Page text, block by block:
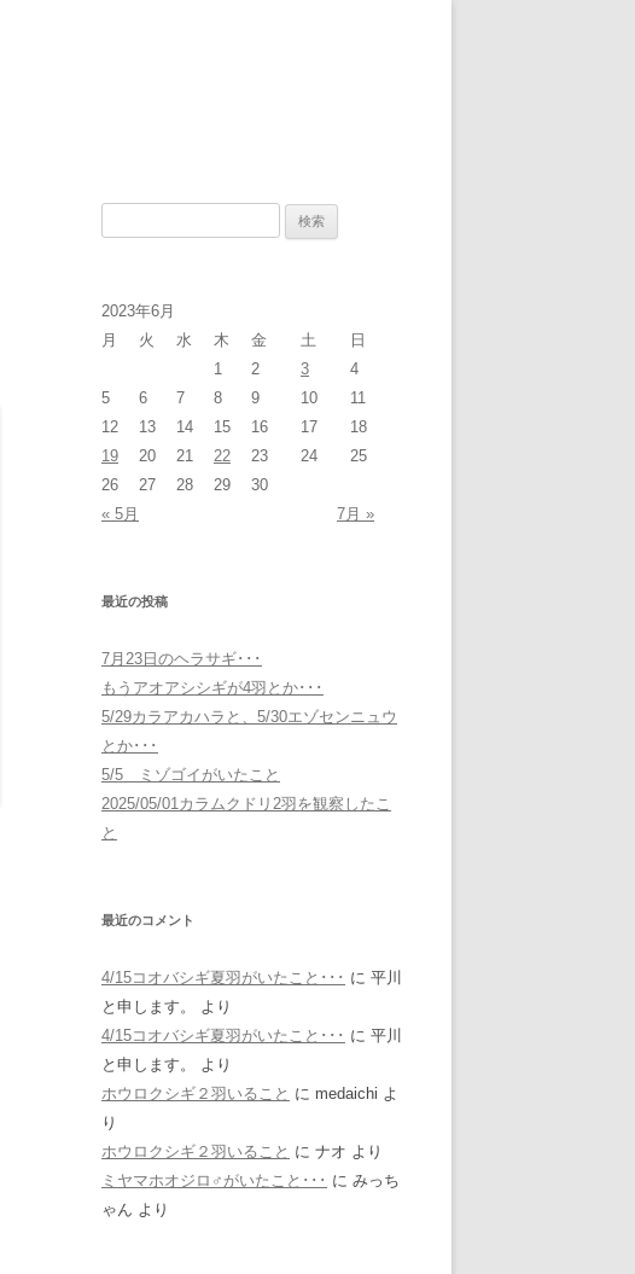
2023年6月
月
火 水 木 金 土 日
« 5月 7月 »
1 2 3
4
5
6 7 8 9 10
11
12
13 14 15 16 17
18
19
20 21 22 23 24
25
26
27 28 29 30
最近の投稿
7月23日のヘラサギ･･･
もうアオアシシギが4羽とか･･･
5/29カラアカハラと、5/30エゾセンニュウ
とか･･･
5/5 ミゾゴイがいたこと
2025/05/01カラムクドリ2羽を観察したこ
と
最近のコメント
4/15コオバシギ夏羽がいたこと･･･ に 平川
と申します。
より
4/15コオバシギ夏羽がいたこと･･･ に 平川
と申します。
より
ホウロクシギ２羽いること に medaichi よ
り
ホウロクシギ２羽いること に ナオ より
ミヤマホオジロ♂がいたこと･･･ に みっち
ゃん より